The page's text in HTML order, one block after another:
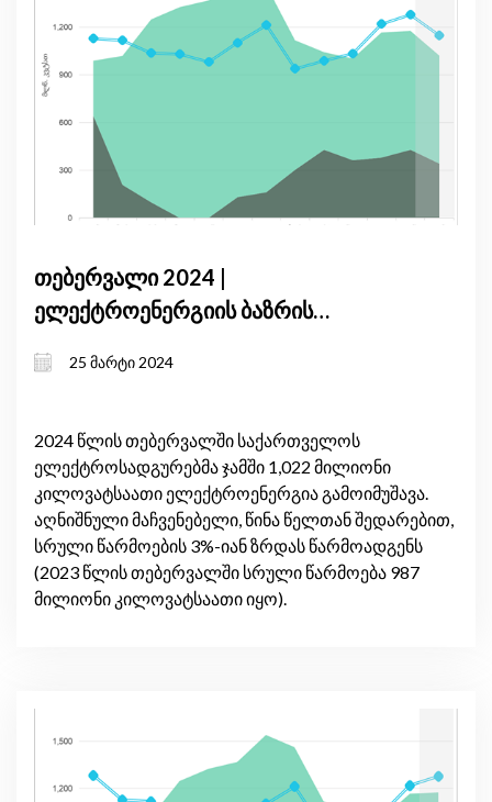
თებერვალი 2024 |
ელექტროენერგიის ბაზრის
25 მარტი 2024
2024 წლის თებერვალში საქართველოს
ელექტროსადგურებმა ჯამში 1,022 მილიონი
კილოვატსაათი ელექტროენერგია გამოიმუშავა.
აღნიშნული მაჩვენებელი, წინა წელთან შედარებით,
სრული წარმოების 3%-იან ზრდას წარმოადგენს
(2023 წლის თებერვალში სრული წარმოება 987
მილიონი კილოვატსაათი იყო).